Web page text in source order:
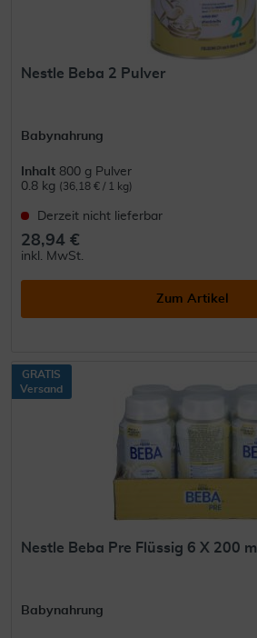
Nestle Beba 2 Pulver
Babynahrung
Inhalt 800 g Pulver
0.8 kg (36,18 € / 1 kg)
Derzeit nicht lieferbar
28,94 €
inkl. MwSt.
Zum Artikel
GRATIS
Versand
Nestle Beba Pre Flüssig 6 X 200 ml
Babynahrung